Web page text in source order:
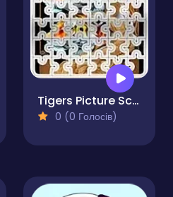
Tigers Picture Scramble Challenge
0 (0 Голосів)